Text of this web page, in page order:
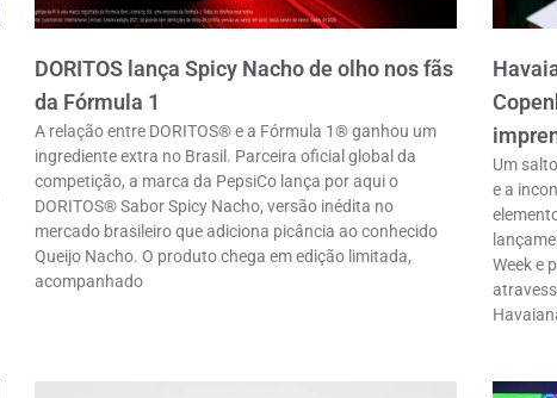
DORITOS lança Spicy Nacho de olho nos fãs
da Fórmula 1
A relação entre DORITOS® e a Fórmula 1® ganhou um
ingrediente extra no Brasil. Parceira oficial global da
competição, a marca da PepsiCo lança por aqui o
DORITOS® Sabor Spicy Nacho, versão inédita no
mercado brasileiro que adiciona picância ao conhecido
Queijo Nacho. O produto chega em edição limitada,
acompanhado
Um
e a
Week e